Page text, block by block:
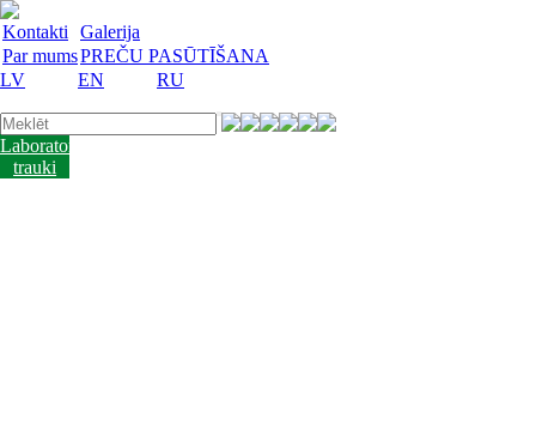
Kontakti
Galerija
Par mumsPREČU PASŪTĪŠANA
LV
EN RU
Laboratorijas
trauki